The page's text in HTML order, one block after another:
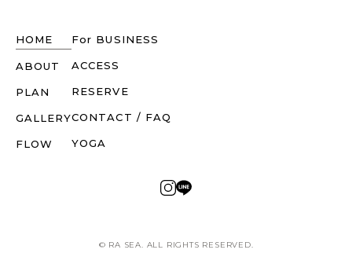
HOME
ABOUT
PLAN
GALLERY
FLOW
For BUSINESS
ACCESS
RESERVE
CONTACT / FAQ
YOGA
© RA SEA. ALL RIGHTS RESERVED.